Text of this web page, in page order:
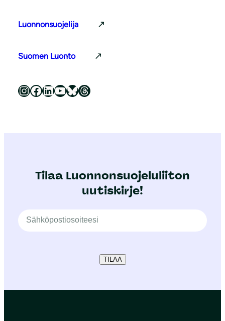
Luonnonsuojelija
Suomen Luonto
Luonnonsuojeluliitto Instagramissa Luonnonsuojeluliitto Facebookissa Luonnonsuojeluliitto LinkedInissä Luonnonsuojeluliiton YouTube-kanava Luonnonsuojeluliitto Blueskyssa Luonnonsuojeluliitto Threadsissa
Tilaa Luonnonsuojeluliiton
uutiskirje!
TILAA